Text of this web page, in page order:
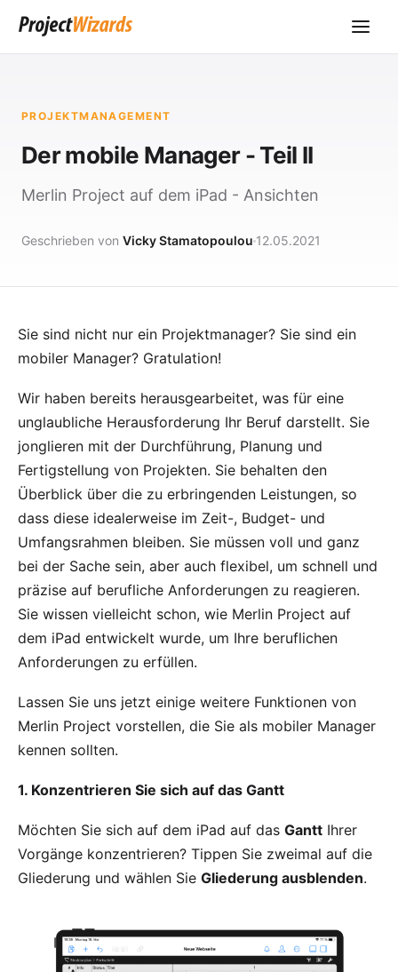
PROJEKTMANAGEMENT
Der mobile Manager - Teil II
Merlin Project auf dem iPad - Ansichten
Geschrieben von Vicky Stamatopoulou 12.05.2021
Sie sind nicht nur ein Projektmanager? Sie sind ein
mobiler Manager? Gratulation!
Wir haben bereits herausgearbeitet, was für eine
unglaubliche Herausforderung Ihr Beruf darstellt. Sie
jonglieren mit der Durchführung, Planung und
Fertigstellung von Projekten. Sie behalten den
Überblick über die zu erbringenden Leistungen, so
dass diese idealerweise im Zeit-, Budget- und
Umfangsrahmen bleiben. Sie müssen voll und ganz
bei der Sache sein, aber auch flexibel, um schnell und
präzise auf berufliche Anforderungen zu reagieren.
Sie wissen vielleicht schon, wie Merlin Project auf
dem iPad entwickelt wurde, um Ihre beruflichen
Anforderungen zu erfüllen.
Lassen Sie uns jetzt einige weitere Funktionen von
Merlin Project vorstellen, die Sie als mobiler Manager
kennen sollten.
1. Konzentrieren Sie sich auf das Gantt
Möchten Sie sich auf dem iPad auf das Gantt Ihrer
Vorgänge konzentrieren? Tippen Sie zweimal auf die
Gliederung und wählen Sie Gliederung ausblenden.